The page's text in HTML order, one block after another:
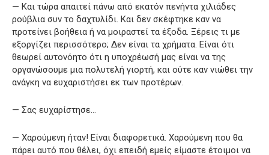
— Και τώρα απαιτεί πάνω από εκατόν πενήντα χιλιάδες
ρούβλια συν το δαχτυλίδι. Και δεν σκέφτηκε καν να
προτείνει βοήθεια ή να μοιραστεί τα έξοδα. Ξέρεις τι με
εξοργίζει περισσότερο; Δεν είναι τα χρήματα. Είναι ότι
θεωρεί αυτονόητο ότι η υποχρέωσή μας είναι να της
οργανώσουμε μια πολυτελή γιορτή, και ούτε καν νιώθει την
ανάγκη να ευχαριστήσει εκ των προτέρων.
— Σας ευχαρίστησε…
— Χαρούμενη ήταν! Είναι διαφορετικά. Χαρούμενη που θα
πάρει αυτό που θέλει, όχι επειδή εμείς είμαστε έτοιμοι να